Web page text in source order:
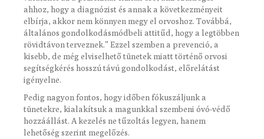
ahhoz, hogy a diagnózist és annak a következményeit
elbírja, akkor nem könnyen megy el orvoshoz. Továbbá,
általános gondolkodásmódbeli attitűd, hogy a legtöbben
rövidtávon terveznek.” Ezzel szemben a prevenció, a
kisebb, de még elviselhető tünetek miatt történő orvosi
segítségkérés hosszú távú gondolkodást, előrelátást
igényelne.
Pedig nagyon fontos, hogy időben fókuszáljunk a
tünetekre, kialakítsuk a magunkkal szembeni óvó-védő
hozzáállást. A kezelés ne tűzoltás legyen, hanem
lehetőség szerint megelőzés.